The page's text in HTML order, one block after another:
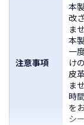
注意事項
本
改
ま
本
一
け
皮
ま
時
を
シ